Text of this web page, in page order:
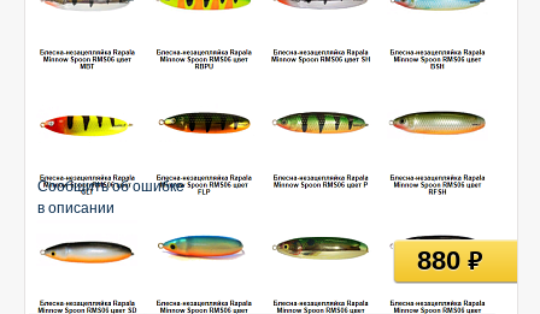
Сообщить об ошибке
в описании
880руб